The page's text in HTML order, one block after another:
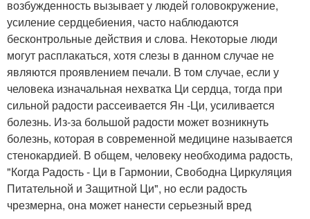
возбужденность вызывает у людей головокружение,
усиление сердцебиения, часто наблюдаются
бесконтрольные действия и слова. Некоторые люди
могут расплакаться, хотя слезы в данном случае не
являются проявлением печали. В том случае, если у
человека изначальная нехватка Ци сердца, тогда при
сильной радости рассеивается Ян -Ци, усиливается
болезнь. Из-за большой радости может возникнуть
болезнь, которая в современной медицине называется
стенокардией. В общем, человеку необходима радость,
"Когда Радость - Ци в Гармонии, Свободна Циркуляция
Питательной и Защитной Ци", но если радость
чрезмерна, она может нанести серьезный вред